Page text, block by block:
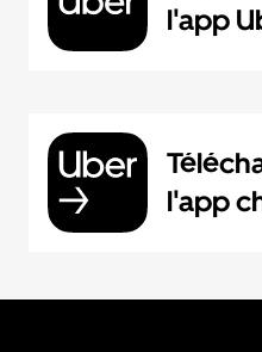
l'app
l'app